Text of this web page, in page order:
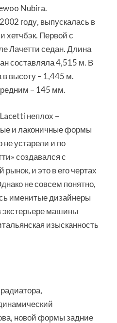
Nubira.
году, выпускалась в
хетчбэк. Первой с
Лачетти седан. Длина
составляла 4,515 м. В
высоту – 1,445 м.
– 145 мм.
неплох –
и лаконичные формы
не устарели и по
создавался с
и это в его чертах
не совсем понятно,
именитые дизайнеры
экстерьере машины
изысканность
новой формы задние